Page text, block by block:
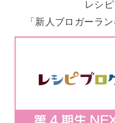
レシ
「新人ブロガーラ